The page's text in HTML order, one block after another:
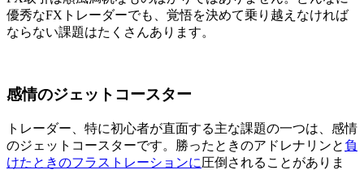
優秀なFXトレーダーでも、覚悟を決めて乗り越えなければ
ならない課題はたくさんあります。
感情のジェットコースター
トレーダー、特に初心者が直面する主な課題の一つは、感情
のジェットコースターです。勝ったときのアドレナリンと 負
けたときのフラストレーションに圧倒されることがありま